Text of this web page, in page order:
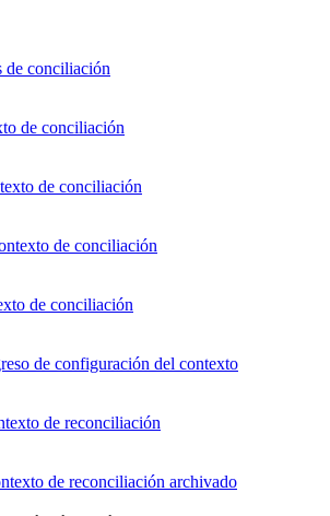
de conciliación
de conciliación
de conciliación
de conciliación
de conciliación
de configuración del contexto
de reconciliación
de reconciliación archivado